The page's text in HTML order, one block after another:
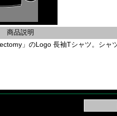
商品説明
」のLogo 長袖Tシャツ。シャ